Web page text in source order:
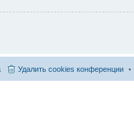
Удалить cookies конференции